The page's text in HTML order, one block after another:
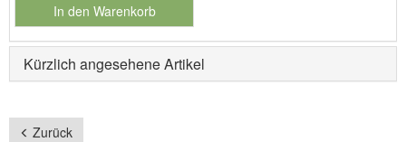
In den Warenkorb
für Produktnummer 902280
Kürzlich angesehene Artikel
Zurück